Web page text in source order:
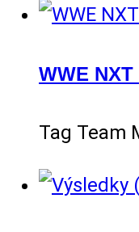
WWE NXT
Tag Team